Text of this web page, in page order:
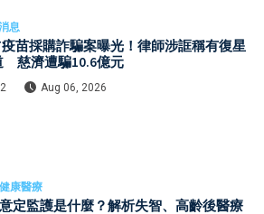
息
疫苗採購詐騙案曝光！律師涉誆稱有復星
慈濟遭騙10.6億元
Aug 06, 2026
健康醫療
意定監護是什麼？解析失智、高齡後醫療